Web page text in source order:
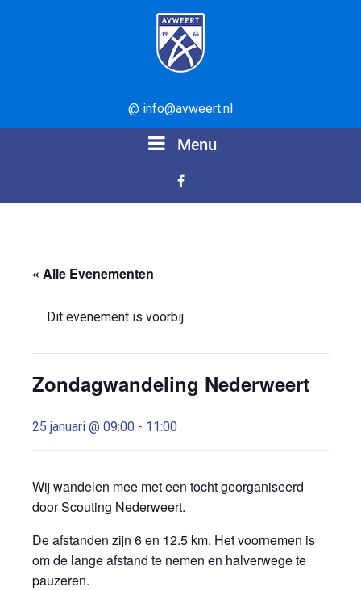
@ info@avweert.nl
Menu
« Alle Evenementen
Dit evenement is voorbij.
Zondagwandeling Nederweert
25 januari @ 09:00 - 11:00
Wij wandelen mee met een tocht georganiseerd
door Scouting Nederweert.
De afstanden zijn 6 en 12.5 km. Het voornemen is
om de lange afstand te nemen en halverwege te
pauzeren.